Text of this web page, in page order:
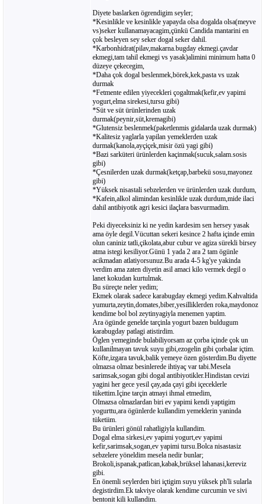
Diyete baslarken ögrendigim seyler;
*Kesinlikle ve kesinlikle yapayda olsa dogalda olsa(meyve
vs)seker kullanamayacagim,çünkü Candida mantarini en
çok besleyen sey seker dogal seker dahil.
*Karbonhidrat(pilav,makarna.bugday ekmegi.çavdar
ekmegi,tam tahil ekmegi vs yasak)alimini minimum hatta 0
düzeye çekecegim,
*Daha çok dogal beslenmek,börek,kek,pasta vs uzak
durmak
*Fetmente edilen yiyecekleri çogaltmak(kefir,ev yapimi
yogurt,elma sirekesi,tursu gibi)
*Süt ve süt ürünlerinden uzak
durmak(peynir,süt,kremagibi)
*Glutensiz beslenmek(paketlenmis gidalarda uzak durmak)
*Kalitesiz yaglarla yapilan yemeklerden uzak
durmak(kanola,ayçiçek,misir özü yagi gibi)
*Bazi sarküteri ürünlerden kaçinmak(sucuk,salam.sosis
gibi)
*Çesnilerden uzak durmak(ketçap,barbekü sosu,mayonez
gibi)
*Yüksek nisastali sebzelerden ve ürünlerden uzak durdum,
*Kafein,alkol alimindan kesinlikle uzak durdum,mide ilaci
dahil antibiyotik agri kesici ilaçlara basvurmadim.
Peki diyeceksiniz ki ne yedin kardesim sen hersey yasak
ama öyle degil.Vücuttan sekeri kesince 2 hafta içinde emin
olun caniniz tatli,çikolata,abur cubur ve agiza sürekli birsey
atma istegi kesiliyor.Günü 1 yada 2 ara 2 tam ögünle
acikmadan atlatiyorsunuz.Bu arada 4-5 kg'ye yakinda
verdim ama zaten diyetin asil amaci kilo vermek degil o
lanet kokudan kurtulmak.
Bu süreçte neler yedim;
Ekmek olarak sadece karabugday ekmegi yedim.Kahvaltida
yumurta,zeytin,domates,biber,yesilliklerden roka,maydonoz
kendime bol bol zeytinyagiyla menemen yaptim.
Ara ögünde genelde tarçinla yogurt bazen buldugum
karabugday patlagi atistirdim.
Öglen yemeginde bulabiliyorsam az çorba içinde çok un
kullanilmayan tavuk suyu gibi,ezogelin gibi çorbalar içtim.
Köfte,izgara tavuk,balik yemeye özen gösterdim.Bu diyette
olmazsa olmaz besinlerede ihtiyaç var tabi.Mesela
sarimsak,sogan gibi dogal antibiyotikler.Hindistan cevizi
yagini her gece yesil çay,ada çayi gibi içeceklerle
tükettim.Içine tarçin atmayi ihmal etmedim,
Olmazsa olmazlardan biri ev yapimi kendi yaptigim
yogurttu,ara ögünlerde kullandim yemeklerin yaninda
tüketiim.
Bu ürünleri gönül rahatligiyla kullandim.
Dogal elma sirkesi,ev yapimi yogurt,ev yapimi
kefir,sarimsak,sogan,ev yapimi tursu.Bolca nisastasiz
sebzelere yöneldim mesela nedir bunlar;
Brokoli,ispanak,patlican,kabak,brüksel lahanasi,kereviz
gibi.
En önemli seylerden biri içtigim suyu yüksek ph'li sularla
degistirdim.Ek takviye olarak kendime curcumin ve sivi
bentonit kili kullandim.